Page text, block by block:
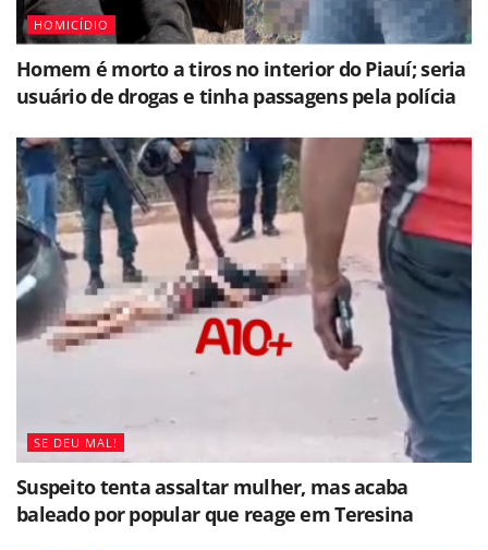
HOMICÍDIO
Homem é morto a tiros no interior do Piauí; seria
usuário de drogas e tinha passagens pela polícia
SE DEU MAL!
Suspeito tenta assaltar mulher, mas acaba
baleado por popular que reage em Teresina